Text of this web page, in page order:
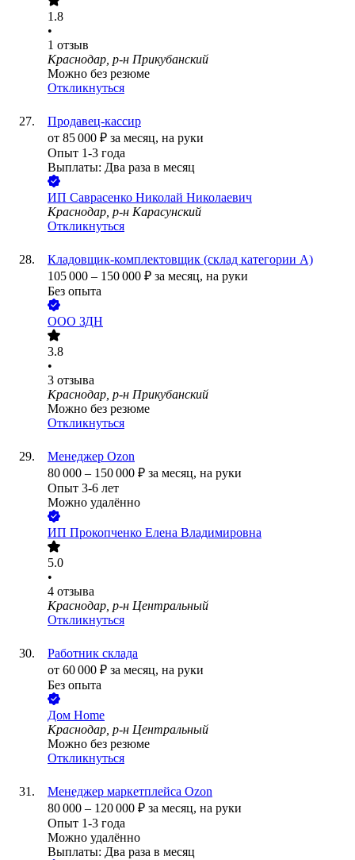
1.8
•
1 отзыв
Краснодар, р-н Прикубанский
Можно без резюме
Откликнуться
Продавец-кассир
от 85 000 ₽ за месяц, на руки
Опыт 1-3 года
Выплаты: Два раза в месяц
ИП Саврасенко Николай Николаевич
Краснодар, р-н Карасунский
Откликнуться
Кладовщик-комплектовщик (склад категории А)
105 000 – 150 000 ₽ за месяц, на руки
Без опыта
ООО ЗДН
3.8
•
3 отзыва
Краснодар, р-н Прикубанский
Можно без резюме
Откликнуться
Менеджер Ozon
80 000 – 150 000 ₽ за месяц, на руки
Опыт 3-6 лет
Можно удалённо
ИП Прокопченко Елена Владимировна
5.0
•
4 отзыва
Краснодар, р-н Центральный
Откликнуться
Работник склада
от 60 000 ₽ за месяц, на руки
Без опыта
Дом Home
Краснодар, р-н Центральный
Можно без резюме
Откликнуться
Менеджер маркетплейса Ozon
80 000 – 120 000 ₽ за месяц, на руки
Опыт 1-3 года
Можно удалённо
Выплаты: Два раза в месяц